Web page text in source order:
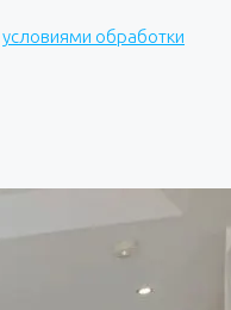
условиями обработки